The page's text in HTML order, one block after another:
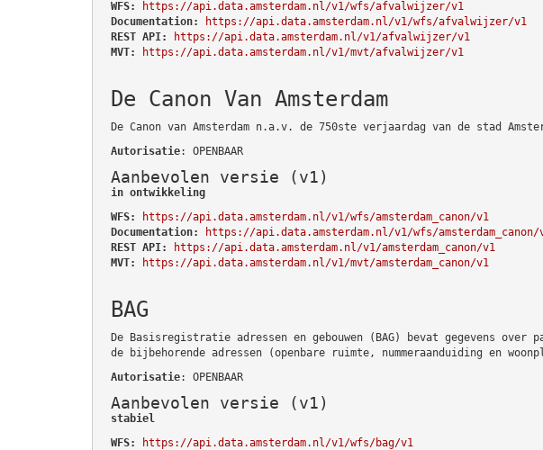
WFS:
https://api.data.amsterdam.nl/v1/wfs/afvalwijzer/v1
Documentation:
https://api.data.amsterdam.nl/v1/wfs/afvalwijzer/v1
REST API:
https://api.data.amsterdam.nl/v1/afvalwijzer/v1
MVT:
https://api.data.amsterdam.nl/v1/mvt/afvalwijzer/v1
De Canon Van Amsterdam
De Canon van Amsterdam n.a.v. de 750ste verjaardag van de stad
Autorisatie: OPENBAAR
Aanbevolen versie (v1)
in ontwikkeling
WFS:
https://api.data.amsterdam.nl/v1/wfs/amsterdam_canon/v1
Documentation:
https://api.data.amsterdam.nl/v1/wfs/amsterdam_canon/
REST API:
https://api.data.amsterdam.nl/v1/amsterdam_canon/v1
MVT:
https://api.data.amsterdam.nl/v1/mvt/amsterdam_canon/v1
BAG
De Basisregistratie adressen en gebouwen (BAG) bevat gegevens
de bijbehorende adressen (openbare ruimte, nummeraanduiding en
Autorisatie: OPENBAAR
Aanbevolen versie (v1)
stabiel
WFS:
https://api.data.amsterdam.nl/v1/wfs/bag/v1